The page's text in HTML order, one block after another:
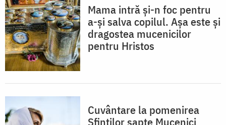
Mama intră și-n foc pentru
a-și salva copilul. Așa este și
dragostea mucenicilor
pentru Hristos
Cuvântare la pomenirea
Sfinților șapte Mucenici